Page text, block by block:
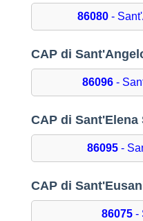
86080 -
CAP di
86096 -
CAP di Sant'Elena
86095 -
CAP di
86075 -